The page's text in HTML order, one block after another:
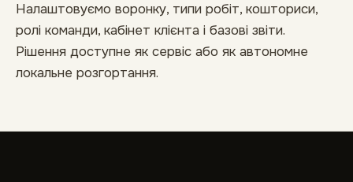
Налаштовуємо воронку, типи робіт, кошториси,
ролі команди, кабінет клієнта і базові звіти.
Рішення доступне як сервіс або як автономне
локальне розгортання.